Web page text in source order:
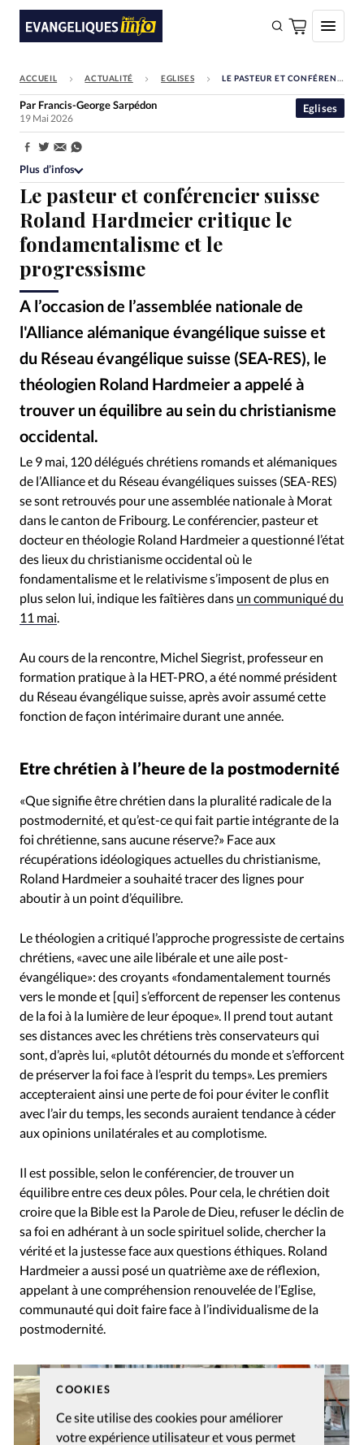
COOKIES
Ce site utilise des cookies pour améliorer
votre expérience utilisateur et vous permet
FAIRE UN DON
Faire un don
Eglises
Société
Monde
Bible
Toute l'actualité
Se connecter
Devise: CHF
RUBRIQUES
Toute l'actualité Bible Culture
Economie
Eglises
Histoire Laicité
Liberté religieuse
Mission
Monde
Société
ACCUEIL ACTUALITÉ EGLISES LE PASTEUR ET CONFÉRENCIER SUISSE ROLAND HARDMEIER CRITIQUE LE FONDAMENTALISME ET LE PROGRESSISME
Le pasteur et conférencier suisse
Roland Hardmeier critique le
fondamentalisme et le
progressisme
A l’occasion de l’assemblée nationale de
l'Alliance alémanique évangélique suisse et
du Réseau évangélique suisse (SEA-RES), le
théologien Roland Hardmeier a appelé à
trouver un équilibre au sein du christianisme
occidental.
Eglises
Par Francis-George Sarpédon
19 Mai 2026
Partager:
Plus d’infos
©Schweizerische Evangelische Allianz SEA - Facebook / Roland Hardmeier a pris la parole le 9 mai durant l'assemblée nationale des faîtières évangéliques suisses
Le 9 mai, 120 délégués chrétiens romands et alémaniques
de l’Alliance et du Réseau évangéliques suisses (SEA-RES)
se sont retrouvés pour une assemblée nationale à Morat
dans le canton de Fribourg. Le conférencier, pasteur et
docteur en théologie Roland Hardmeier a questionné l’état
des lieux du christianisme occidental où le
fondamentalisme et le relativisme s’imposent de plus en
plus selon lui, indique les faîtières dans un communiqué du
11 mai
Au cours de la rencontre, Michel Siegrist, professeur en
formation pratique à la HET-PRO, a été nommé président
du Réseau évangélique suisse, après avoir assumé cette
fonction de façon intérimaire durant une année.
Etre chrétien à l’heure de la postmodernité
«Que signifie être chrétien dans la pluralité radicale de la
postmodernité, et qu’est-ce qui fait partie intégrante de la
foi chrétienne, sans aucune réserve?» Face aux
récupérations idéologiques actuelles du christianisme,
Roland Hardmeier a souhaité tracer des lignes pour
aboutir à un point d’équilibre.
Le théologien a critiqué l’approche progressiste de certains
chrétiens, «avec une aile libérale et une aile post-
évangélique»: des croyants «fondamentalement tournés
vers le monde et [qui] s’efforcent de repenser les contenus
de la foi à la lumière de leur époque». Il prend tout autant
ses distances avec les chrétiens très conservateurs qui
sont, d’après lui, «plutôt détournés du monde et s’efforcent
de préserver la foi face à l’esprit du temps». Les premiers
accepteraient ainsi une perte de foi pour éviter le conflit
avec l’air du temps, les seconds auraient tendance à céder
aux opinions unilatérales et au complotisme.
Il est possible, selon le conférencier, de trouver un
équilibre entre ces deux pôles. Pour cela, le chrétien doit
croire que la Bible est la Parole de Dieu, refuser le déclin de
sa foi en adhérant à un socle spirituel solide, chercher la
vérité et la justesse face aux questions éthiques. Roland
Hardmeier a aussi posé un quatrième axe de réflexion,
appelant à une compréhension renouvelée de l’Eglise,
communauté qui doit faire face à l’individualisme de la
postmodernité.